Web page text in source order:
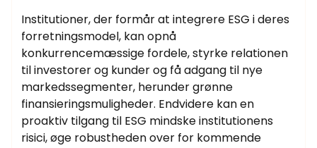
Institutioner, der formår at integrere ESG i deres
forretningsmodel, kan opnå
konkurrencemæssige fordele, styrke relationen
til investorer og kunder og få adgang til nye
markedssegmenter, herunder grønne
finansieringsmuligheder. Endvidere kan en
proaktiv tilgang til ESG mindske institutionens
risici, øge robustheden over for kommende